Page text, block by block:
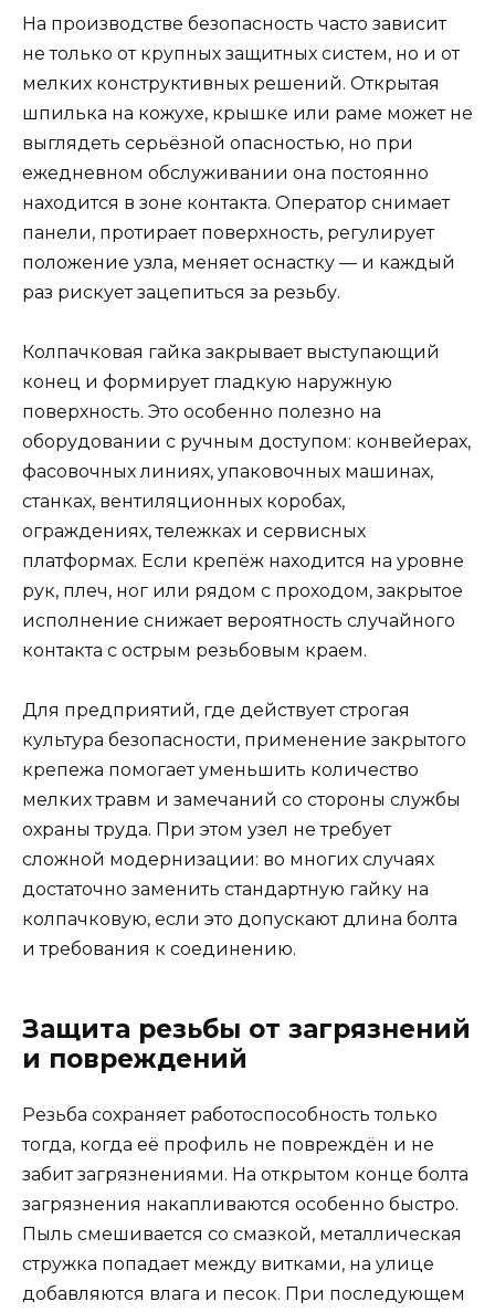
На производстве безопасность часто зависит
не только от крупных защитных систем, но и от
мелких конструктивных решений. Открытая
шпилька на кожухе, крышке или раме может не
выглядеть серьёзной опасностью, но при
ежедневном обслуживании она постоянно
находится в зоне контакта. Оператор снимает
панели, протирает поверхность, регулирует
положение узла, меняет оснастку — и каждый
раз рискует зацепиться за резьбу.
Колпачковая гайка закрывает выступающий
конец и формирует гладкую наружную
поверхность. Это особенно полезно на
оборудовании с ручным доступом: конвейерах,
фасовочных линиях, упаковочных машинах,
станках, вентиляционных коробах,
ограждениях, тележках и сервисных
платформах. Если крепёж находится на уровне
рук, плеч, ног или рядом с проходом, закрытое
исполнение снижает вероятность случайного
контакта с острым резьбовым краем.
Для предприятий, где действует строгая
культура безопасности, применение закрытого
крепежа помогает уменьшить количество
мелких травм и замечаний со стороны службы
охраны труда. При этом узел не требует
сложной модернизации: во многих случаях
достаточно заменить стандартную гайку на
колпачковую, если это допускают длина болта
и требования к соединению.
Защита резьбы от загрязнений
и повреждений
Резьба сохраняет работоспособность только
тогда, когда её профиль не повреждён и не
забит загрязнениями. На открытом конце болта
загрязнения накапливаются особенно быстро.
Пыль смешивается со смазкой, металлическая
стружка попадает между витками, на улице
добавляются влага и песок. При последующем